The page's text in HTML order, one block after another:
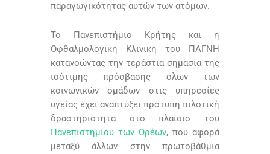
παραγωγικότητας αυτών των ατόμων.
Το Πανεπιστήμιο Κρήτης και η
Οφθαλμολογική Κλινική του ΠΑΓΝΗ
κατανοώντας την τεράστια σημασία της
ισότιμης πρόσβασης όλων των
κοινωνικών ομάδων στις υπηρεσίες
υγείας έχει αναπτύξει πρότυπη πιλοτική
δραστηριότητα στο πλαίσιο του
Πανεπιστημίου των Ορέων, που αφορά
μεταξύ άλλων στην πρωτοβάθμια